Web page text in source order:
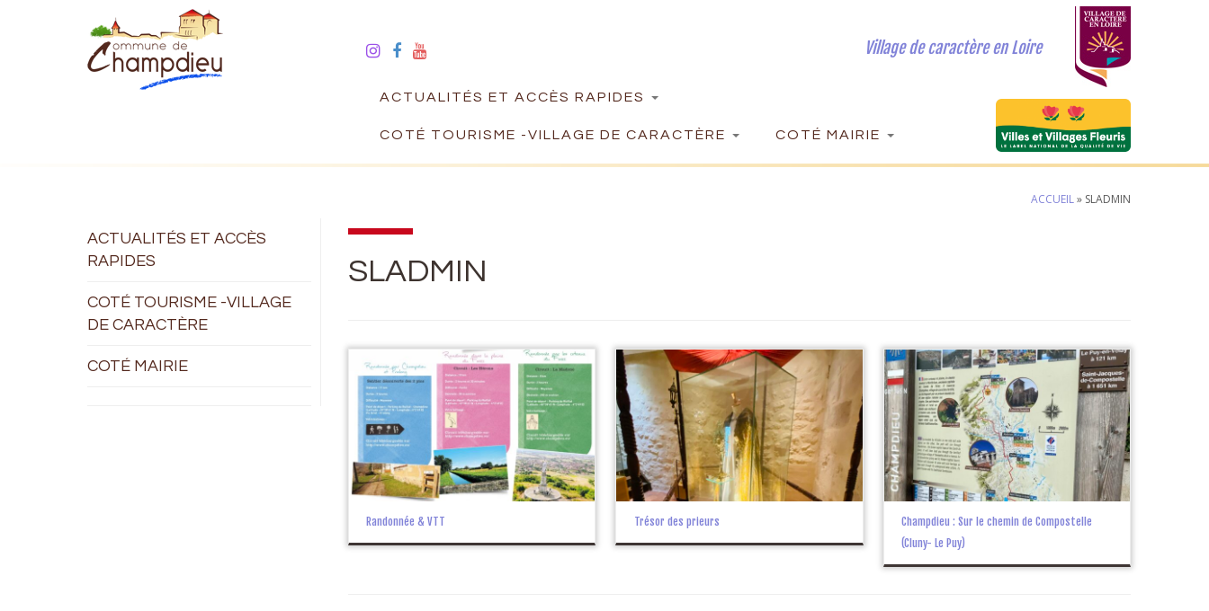
Village de caractère en Loire
ACTUALITÉS ET ACCÈS RAPIDES
COTÉ TOURISME -VILLAGE DE CARACTÈRE COTÉ MAIRIE
ACCUEIL» SLADMIN
ACTUALITÉS ET ACCÈS
RAPIDES
COTÉ TOURISME -VILLAGE
DE CARACTÈRE
COTÉ MAIRIE
SLADMIN
Randonnée & VTT Trésor des prieurs
Champdieu : Sur le chemin de Compostelle
(Cluny- Le Puy)